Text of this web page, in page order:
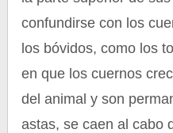
confundirse con los
los bóvidos, como los
en que los cuernos
del animal y son
astas, se caen al cabo